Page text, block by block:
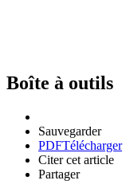
Boîte à outils
Sauvegarder
PDFTélécharger
Citer cet article
Partager